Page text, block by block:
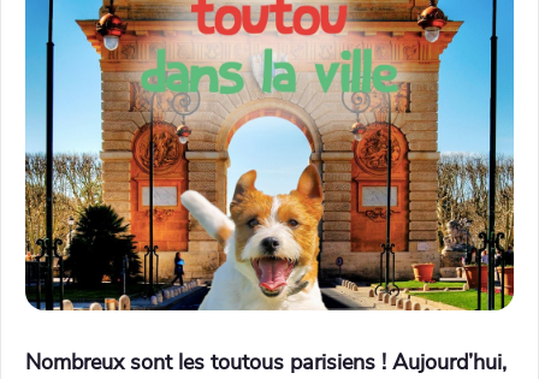
Nombreux sont les toutous parisiens ! Aujourd’hui,